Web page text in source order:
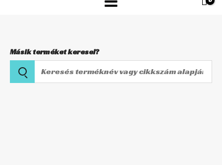
Másik terméket keresel?
Keresés
terméknév